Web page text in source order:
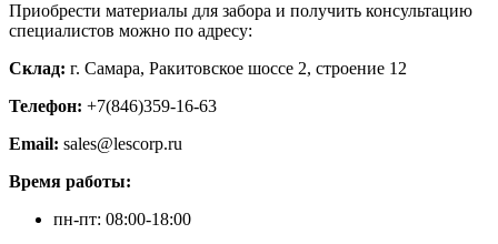
Приобрести материалы для забора и получить консультацию
специалистов можно по адресу:
Склад: г. Самара, Ракитовское шоссе 2, строение 12
Телефон: +7(846)359-16-63
Email: sales@lescorp.ru
Время работы:
пн-пт: 08:00-18:00